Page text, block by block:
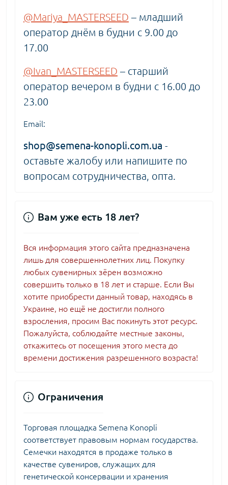
@Mariya_MASTERSEED – младший
оператор днём в будни с 9.00 до
17.00
@Ivan_MASTERSEED – старший
оператор вечером в будни с 16.00 до
23.00
Email:
shop@semena-konopli.com.ua -
оставьте жалобу или напишите по
вопросам сотрудничества, опта.
Вам уже есть 18 лет?
Вся информация этого сайта предназначена
лишь для совершеннолетних лиц. Покупку
любых сувенирных зёрен возможно
совершить только в 18 лет и старше. Если Вы
хотите приобрести данный товар, находясь в
Украине, но ещё не достигли полного
взросления, просим Вас покинуть этот ресурс.
Пожалуйста, соблюдайте местные законы,
откажитесь от посещения этого места до
времени достижения разрешенного возраста!
Ограничения
Торговая площадка Semena Konopli
соответствует правовым нормам государства.
Семечки находятся в продаже только в
качестве сувениров, служащих для
генетической консервации и хранения